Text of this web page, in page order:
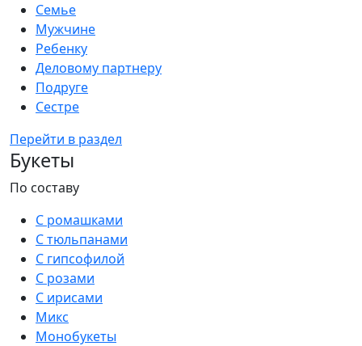
Семье
Мужчине
Ребенку
Деловому партнеру
Подруге
Сестре
Перейти в раздел
Букеты
По составу
С ромашками
С тюльпанами
С гипсофилой
С розами
С ирисами
Микс
Монобукеты